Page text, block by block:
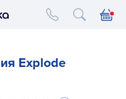
Interatletika logo
Explode